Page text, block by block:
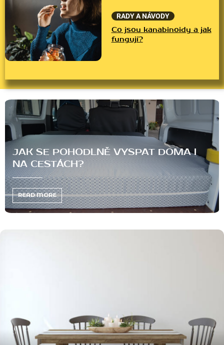
RADY A NÁVODY
Co jsou kanabinoidy a jak
fungují?
VYSPAT DOMA I
CO JSOU
FUNGUJÍ?
READ MORE